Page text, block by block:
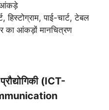
आंकड़े
हिस्टोग्राम, पाई-चार्ट, टेबल
का आंकड़ों मानचित्रण
(ICT-